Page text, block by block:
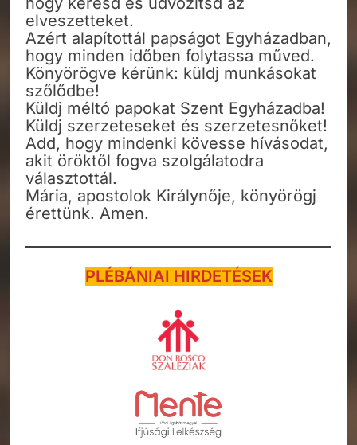
elveszetteket.
Azért alapítottál papságot Egyházadban,
hogy minden időben folytassa műved.
Könyörögve kérünk: küldj munkásokat
szőlődbe!
Küldj méltó papokat Szent Egyházadba!
Küldj szerzeteseket és szerzetesnőket!
Add, hogy mindenki kövesse hívásodat,
akit öröktől fogva szolgálatodra
választottál.
Mária, apostolok Királynője, könyörögj
érettünk. Amen.
PLÉBÁNIAI HIRDETÉSEK